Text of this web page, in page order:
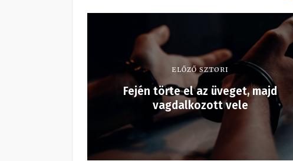
ELŐZŐ SZTORI
Fején törte el az üveget, majd
vagdalkozott vele